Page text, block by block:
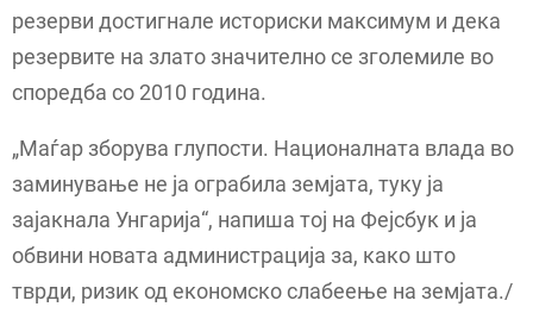
резерви достигнале историски максимум и дека
резервите на злато значително се зголемиле во
споредба со 2010 година.
„Маѓар зборува глупости. Националната влада во
заминување не ја ограбила земјата, туку ја
зајакнала Унгарија“, напиша тој на Фејсбук и ја
обвини новата администрација за, како што
тврди, ризик од економско слабеење на земјата./